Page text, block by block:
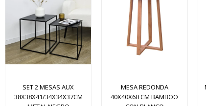
SET 2 MESAS AUX
38X38X41/34X34X37CM
MESA REDONDA
40X40X60 CM BAMBOO